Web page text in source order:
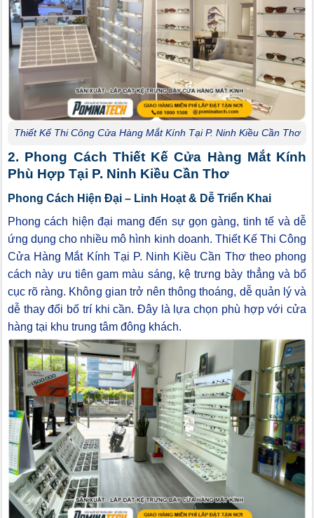
Thiết Kế Thi Công Cửa Hàng Mắt Kính Tại P. Ninh Kiều Cần Thơ
2. Phong Cách Thiết Kế Cửa Hàng Mắt Kính
Phù Hợp Tại P. Ninh Kiều Cần Thơ
Phong Cách Hiện Đại – Linh Hoạt & Dễ Triển Khai
Phong cách hiện đại mang đến sự gọn gàng, tinh tế và dễ
ứng dụng cho nhiều mô hình kinh doanh. Thiết Kế Thi Công
Cửa Hàng Mắt Kính Tại P. Ninh Kiều Cần Thơ theo phong
cách này ưu tiên gam màu sáng, kệ trưng bày thẳng và bố
cục rõ ràng. Không gian trở nên thông thoáng, dễ quản lý và
dễ thay đổi bố trí khi cần. Đây là lựa chọn phù hợp với cửa
hàng tại khu trung tâm đông khách.